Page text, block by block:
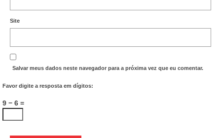
Site
Salvar meus dados neste navegador para a próxima vez que eu comentar.
Favor digite a resposta em dígitos:
9 − 6 =